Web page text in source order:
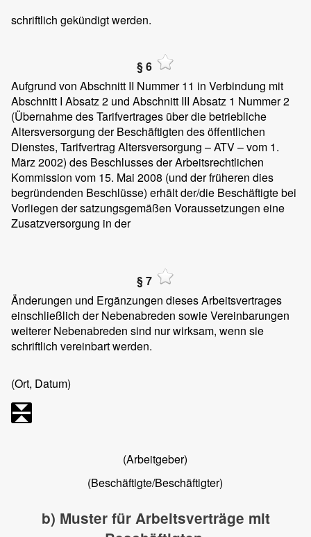
schriftlich gekündigt werden.
§ 6
Aufgrund von Abschnitt II Nummer 11 in Verbindung mit
Abschnitt I Absatz 2 und Abschnitt III Absatz 1 Nummer 2
(Übernahme des Tarifvertrages über die betriebliche
Altersversorgung der Beschäftigten des öffentlichen
Dienstes, Tarifvertrag Altersversorgung – ATV – vom 1.
März 2002) des Beschlusses der Arbeitsrechtlichen
Kommission vom 15. Mai 2008 (und der früheren dies
begründenden Beschlüsse) erhält der/die Beschäftigte bei
Vorliegen der satzungsgemäßen Voraussetzungen eine
Zusatzversorgung in der
§ 7
Änderungen und Ergänzungen dieses Arbeitsvertrages
einschließlich der Nebenabreden sowie Vereinbarungen
weiterer Nebenabreden sind nur wirksam, wenn sie
schriftlich vereinbart werden.
(Ort, Datum)
(Arbeitgeber)
(Beschäftigte/Beschäftigter)
b) Muster für Arbeitsverträge mit